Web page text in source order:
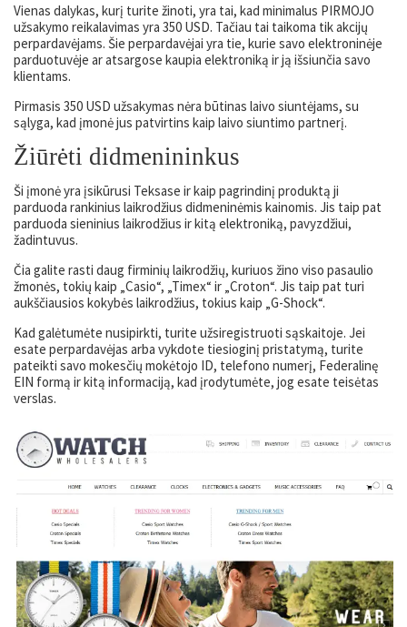
Vienas dalykas, kurį turite žinoti, yra tai, kad minimalus PIRMOJO
užsakymo reikalavimas yra 350 USD. Tačiau tai taikoma tik akcijų
perpardavėjams. Šie perpardavėjai yra tie, kurie savo elektroninėje
parduotuvėje ar atsargose kaupia elektroniką ir ją išsiunčia savo
klientams.
Pirmasis 350 USD užsakymas nėra būtinas laivo siuntėjams, su
sąlyga, kad įmonė jus patvirtins kaip laivo siuntimo partnerį.
Žiūrėti didmenininkus
Ši įmonė yra įsikūrusi Teksase ir kaip pagrindinį produktą ji
parduoda rankinius laikrodžius didmeninėmis kainomis. Jis taip pat
parduoda sieninius laikrodžius ir kitą elektroniką, pavyzdžiui,
žadintuvus.
Čia galite rasti daug firminių laikrodžių, kuriuos žino viso pasaulio
žmonės, tokių kaip „Casio“, „Timex“ ir „Croton“. Jis taip pat turi
aukščiausios kokybės laikrodžius, tokius kaip „G-Shock“.
Kad galėtumėte nusipirkti, turite užsiregistruoti sąskaitoje. Jei
esate perpardavėjas arba vykdote tiesioginį pristatymą, turite
pateikti savo mokesčių mokėtojo ID, telefono numerį, Federalinę
EIN formą ir kitą informaciją, kad įrodytumėte, jog esate teisėtas
verslas.